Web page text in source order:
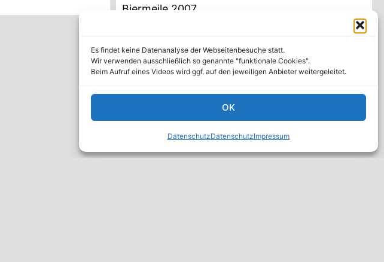
Es findet keine Datenanalyse der Webseitenbesuche statt.
Wir verwenden ausschließlich so genannte "funktionale Cookies".
Beim Aufruf eines Videos wird ggf. auf den jeweiligen Anbieter weitergeleitet.
OK
DatenschutzDatenschutzImpressum
Biermeile 2007